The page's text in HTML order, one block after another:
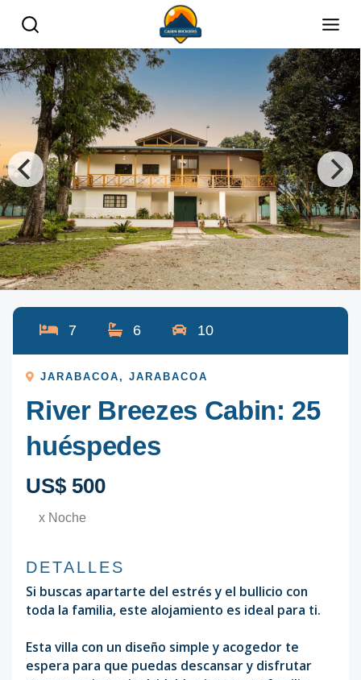
7 6 10
JARABACOA ,JARABACOA
River Breezes Cabin: 25
huéspedes
US$ 500
x Noche
DETALLES
Si buscas apartarte del estrés y el bullicio con
toda la familia, este alojamiento es ideal para ti.
Esta villa con un diseño simple y acogedor te
espera para que puedas descansar y disfrutar